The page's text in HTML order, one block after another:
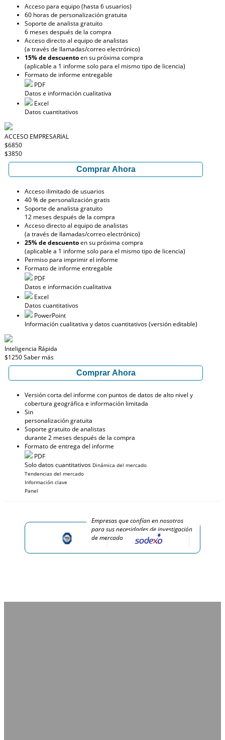
Acceso para equipo (hasta 6 usuarios)
60 horas de personalización gratuita
Soporte de analista gratuito
6 meses después de la compra
Acceso directo al equipo de analistas
(a través de llamadas/correo electrónico)
15% de descuentoen su próxima compra
(aplicable a 1 informe solo para el mismo tipo de licencia)
Formato de informe entregable
PDF
Datos e información cualitativa
Excel
Datos cuantitativos
ACCESO EMPRESARIAL
$6850
$3850
Comprar Ahora
Acceso ilimitado de usuarios
40 % de personalización gratis
Soporte de analista gratuito
12 meses después de la compra
Acceso directo al equipo de analistas
(a través de llamadas/correo electrónico)
25% de descuentoen su próxima compra
(aplicable a 1 informe solo para el mismo tipo de licencia)
Permiso para imprimir el informe
Formato de informe entregable
PDF
Datos e información cualitativa
Excel
Datos cuantitativos
PowerPoint
Información cualitativa y datos cuantitativos (versión editable)
Inteligencia Rápida
$1250Saber más
Comprar Ahora
Versión corta del informe con puntos de datos de alto nivel y
cobertura geográfica e información limitada
Sin
personalización gratuita
Soporte gratuito de analistas
durante 2 meses después de la compra
Formato de entrega del informe
PDF
Solo datos cuantitativos Dinámica del mercado
Tendencias del mercado
Información clave
Panel
Empresas que confían en nosotros
para sus necesidades de investigación
de mercado